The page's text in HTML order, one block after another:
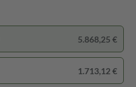
5.868,25 €
1.713,12 €